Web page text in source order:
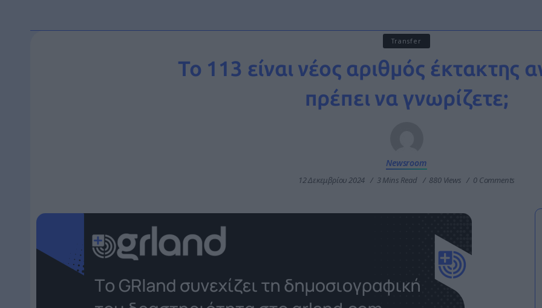
Transfer
Το 113 είναι νέος αριθμός έκτακτης
πρέπει να γνωρίζετε;
Newsroom
12 Δεκεμβρίου 2024 3 Mins Read 880 Views 0 Comments